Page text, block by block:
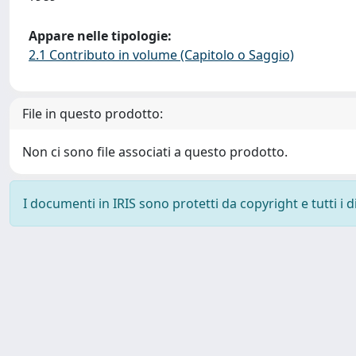
Appare nelle tipologie:
2.1 Contributo in volume (Capitolo o Saggio)
File in questo prodotto:
Non ci sono file associati a questo prodotto.
I documenti in IRIS sono protetti da copyright e tutti i